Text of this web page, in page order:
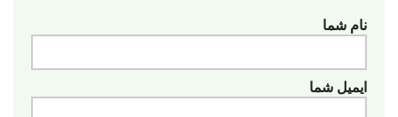
نام شما
ایمیل شما